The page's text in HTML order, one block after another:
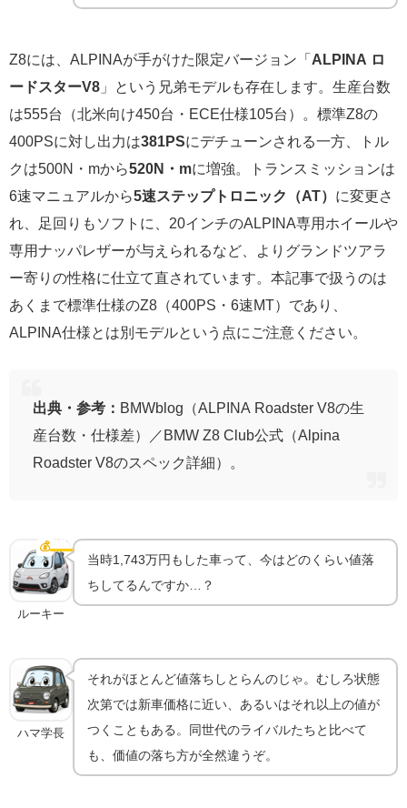
Z8には、ALPINAが手がけた限定バージョン「 ALPINA ロ
ードスターV8 」という兄弟モデルも存在します。生産台数
は555台（北米向け450台・ECE仕様105台）。標準Z8の
400PSに対し出力は381PSにデチューンされる一方、トル
クは500N・mから520N・mに増強。トランスミッションは
6速マニュアルから5速ステップトロニック（AT） に変更さ
れ、足回りもソフトに、20インチのALPINA専用ホイールや
専用ナッパレザーが与えられるなど、よりグランドツアラ
ー寄りの性格に仕立て直されています。本記事で扱うのは
あくまで標準仕様のZ8（400PS・6速MT）であり、
ALPINA仕様とは別モデルという点にご注意ください。
出典・参考： BMWblog（ALPINA Roadster V8の生
産台数・仕様差）／BMW Z8 Club公式（Alpina
Roadster V8のスペック詳細）。
💰 中古相場
Z8は今いくら？資産として値落ちしにくい理由
ルーキー
当時1,743万円もした車って、今はどのくらい値落
ちしてるんですか…？
ハマ学長
それがほとんど値落ちしとらんのじゃ。むしろ状態
次第では新車価格に近い、あるいはそれ以上の値が
つくこともある。同世代のライバルたちと比べて
も、価値の落ち方が全然違うぞ。